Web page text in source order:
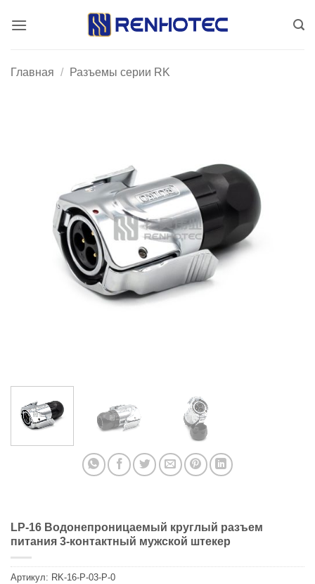
Главная / Разъемы серии RK
LP-16 Водонепроницаемый круглый разъем
питания 3-контактный мужской штекер
Артикул: RK-16-P-03-P-0